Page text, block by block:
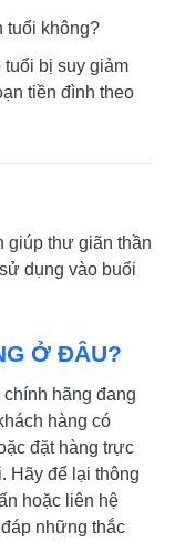
tuổi không?
bị suy giảm
tiền đình theo
giúp thư giãn thần
dụng vào buổi
Ở ĐÂU?
chính hãng đang
hàng có
đặt hàng trực
Hãy để lại thông
hoặc liên hệ
những thắc